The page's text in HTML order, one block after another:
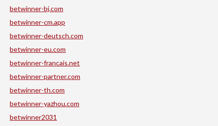
betwinner-bj.com
betwinner-cm.app
betwinner-deutsch.com
betwinner-eu.com
betwinner-francais.net
betwinner-partner.com
betwinner-th.com
betwinner-yazhou.com
betwinner2031